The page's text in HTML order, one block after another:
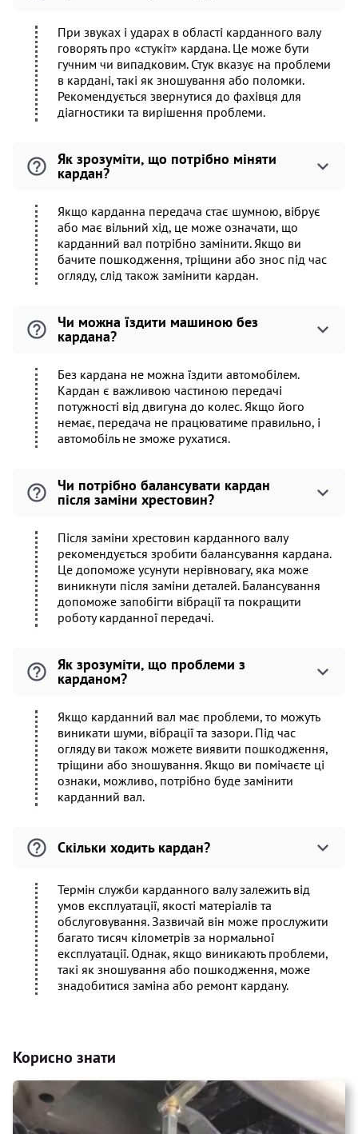
При звуках і ударах в області карданного валу
говорять про «стукіт» кардана. Це може бути
гучним чи випадковим. Стук вказує на проблеми
в кардані, такі як зношування або поломки.
Рекомендується звернутися до фахівця для
діагностики та вирішення проблеми.
Як зрозуміти, що потрібно міняти
кардан?
Якщо карданна передача стає шумною, вібрує
або має вільний хід, це може означати, що
карданний вал потрібно замінити. Якщо ви
бачите пошкодження, тріщини або знос під час
огляду, слід також замінити кардан.
Чи можна їздити машиною без
кардана?
Без кардана не можна їздити автомобілем.
Кардан є важливою частиною передачі
потужності від двигуна до колес. Якщо його
немає, передача не працюватиме правильно, і
автомобіль не зможе рухатися.
Чи потрібно балансувати кардан
після заміни хрестовин?
Після заміни хрестовин карданного валу
рекомендується зробити балансування кардана.
Це допоможе усунути нерівновагу, яка може
виникнути після заміни деталей. Балансування
допоможе запобігти вібрації та покращити
роботу карданної передачі.
Як зрозуміти, що проблеми з
карданом?
Якщо карданний вал має проблеми, то можуть
виникати шуми, вібрації та зазори. Під час
огляду ви також можете виявити пошкодження,
тріщини або зношування. Якщо ви помічаєте ці
ознаки, можливо, потрібно буде замінити
карданний вал.
Скільки ходить кардан?
Термін служби карданного валу залежить від
умов експлуатації, якості матеріалів та
обслуговування. Зазвичай він може прослужити
багато тисяч кілометрів за нормальної
експлуатації. Однак, якщо виникають проблеми,
такі як зношування або пошкодження, може
знадобитися заміна або ремонт кардану.
Корисно знати